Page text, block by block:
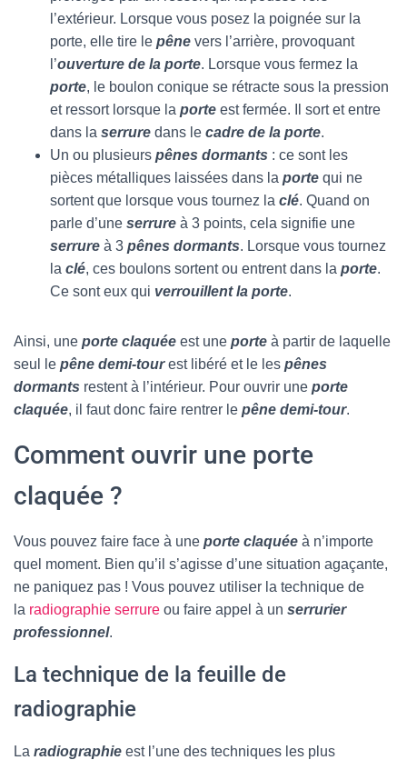
l’extérieur. Lorsque vous posez la poignée sur la
porte, elle tire le pêne vers l’arrière, provoquant
l’ouverture de la porte. Lorsque vous fermez la
porte, le boulon conique se rétracte sous la pression
et ressort lorsque la porte est fermée. Il sort et entre
dans la serrure dans le cadre de la porte.
Un ou plusieurs pênes dormants : ce sont les
pièces métalliques laissées dans la porte qui ne
sortent que lorsque vous tournez la clé. Quand on
parle d’une serrure à 3 points, cela signifie une
serrure à 3 pênes dormants. Lorsque vous tournez
la clé, ces boulons sortent ou entrent dans la porte.
Ce sont eux qui verrouillent la porte.
Ainsi, une porte claquée est une porte à partir de laquelle
seul le pêne demi-tourest libéré et le les pênes
dormants restent à l’intérieur. Pour ouvrir une porte
claquée, il faut donc faire rentrer le pêne demi-tour.
Comment ouvrir une porte
claquée ?
Vous pouvez faire face à une porte claquée à n’importe
quel moment. Bien qu’il s’agisse d’une situation agaçante,
ne paniquez pas ! Vous pouvez utiliser la technique de
la radiographie serrure ou faire appel à un serrurier
professionnel.
La technique de la feuille de
radiographie
La radiographie est l’une des techniques les plus